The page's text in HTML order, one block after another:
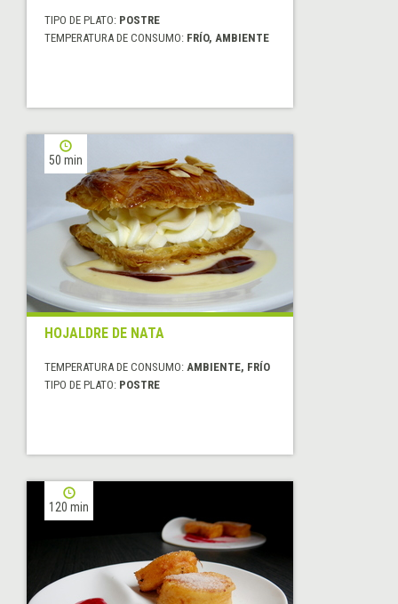
TIPO DE PLATO: POSTRE
TEMPERATURA DE CONSUMO: FRÍO, AMBIENTE
50 min
HOJALDRE DE NATA
TEMPERATURA DE CONSUMO: AMBIENTE, FRÍO
TIPO DE PLATO: POSTRE
120 min